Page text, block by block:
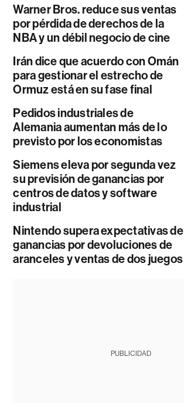
Warner Bros. reduce sus ventas
por pérdida de derechos de la
NBA y un débil negocio de cine
Irán dice que acuerdo con Omán
para gestionar el estrecho de
Ormuz está en su fase final
Pedidos industriales de
Alemania aumentan más de lo
previsto por los economistas
Siemens eleva por segunda vez
su previsión de ganancias por
centros de datos y software
industrial
Nintendo supera expectativas de
ganancias por devoluciones de
aranceles y ventas de dos juegos
PUBLICIDAD